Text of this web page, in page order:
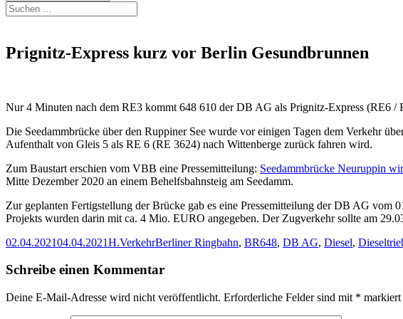
Suchen
nach:
Prignitz-Express kurz vor Berlin Gesundbrunnen
Nur 4 Minuten nach dem RE3 kommt 648 610 der DB AG als Prignitz-Express (RE6
Die Seedammbrücke über den Ruppiner See wurde vor einigen Tagen dem Verkehr
Aufenthalt von Gleis 5 als RE 6 (RE 3624) nach Wittenberge zurück fahren wird.
Zum Baustart erschien vom VBB eine Pressemitteilung: Seedammbrücke Neuruppin
Mitte Dezember 2020 an einem Behelfsbahnsteig am Seedamm.
Zur geplanten Fertigstellung der Brücke gab es eine Pressemitteilung der DB AG vom
Projekts wurden darin mit ca. 4 Mio. EURO angegeben. Der Zugverkehr sollte am
Veröffentlicht
02.04.202104.04.2021Autor
H.Kategorien
VerkehrSchlagwörter
Berliner Ringbahn, BR648, DB AG, Diesel,
Schreibe einen Kommentar
Deine E-Mail-Adresse wird nicht veröffentlicht. Erforderliche Felder sind mit * markiert